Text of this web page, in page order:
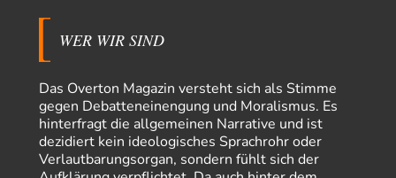
Zehntausende dackeln…
Adel verpflichtetvor 14 Stunden zu:
Vielen Dank, hatte ich nicht auf dem Schirm, weil ich ihn nicht mehr
lese. Beweist…
garnovor 16 Stunden zu:
Absurde Debatte um Ceuta-„Invasion“ durch Marokko
vertieft EU-Spaltung
WER WIR SIND
Das Overton Magazin versteht sich als Stimme
gegen Debatteneinengung und Moralismus. Es
hinterfragt die allgemeinen Narrative und ist
dezidiert kein ideologisches Sprachrohr oder
Verlautbarungsorgan, sondern fühlt sich der